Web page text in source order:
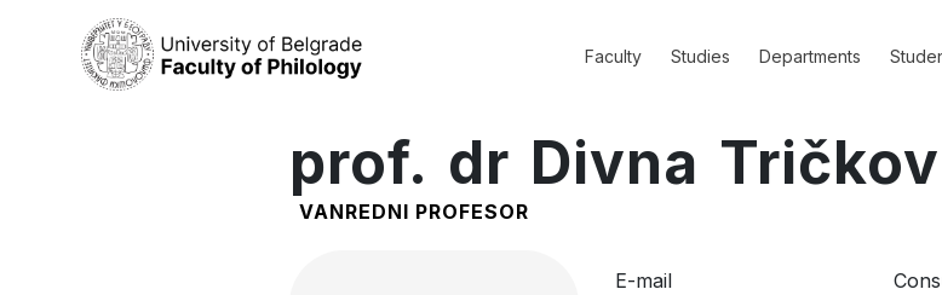
Faculty Studies Departments
prof. dr Divna
VANREDNI PROFESOR
E-mail